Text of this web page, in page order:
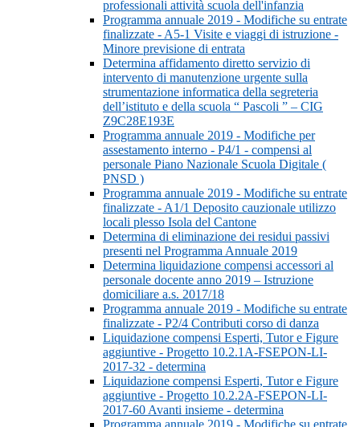
professionali attività scuola dell'infanzia
Programma annuale 2019 - Modifiche su entrate
finalizzate - A5-1 Visite e viaggi di istruzione -
Minore previsione di entrata
Determina affidamento diretto servizio di
intervento di manutenzione urgente sulla
strumentazione informatica della segreteria
dell’istituto e della scuola “ Pascoli ” – CIG
Z9C28E193E
Programma annuale 2019 - Modifiche per
assestamento interno - P4/1 - compensi al
personale Piano Nazionale Scuola Digitale (
PNSD )
Programma annuale 2019 - Modifiche su entrate
finalizzate - A1/1 Deposito cauzionale utilizzo
locali plesso Isola del Cantone
Determina di eliminazione dei residui passivi
presenti nel Programma Annuale 2019
Determina liquidazione compensi accessori al
personale docente anno 2019 – Istruzione
domiciliare a.s. 2017/18
Programma annuale 2019 - Modifiche su entrate
finalizzate - P2/4 Contributi corso di danza
Liquidazione compensi Esperti, Tutor e Figure
aggiuntive - Progetto 10.2.1A-FSEPON-LI-
2017-32 - determina
Liquidazione compensi Esperti, Tutor e Figure
aggiuntive - Progetto 10.2.2A-FSEPON-LI-
2017-60 Avanti insieme - determina